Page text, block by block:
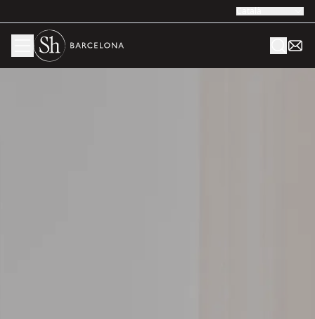
Català